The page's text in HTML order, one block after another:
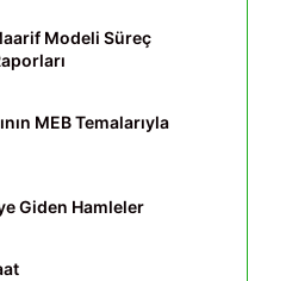
Modeli Süreç
MEB Temalarıyla
Giden Hamleler